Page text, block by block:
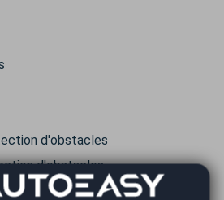
d'obstacles
d'obstacles
panneaux de signalisation